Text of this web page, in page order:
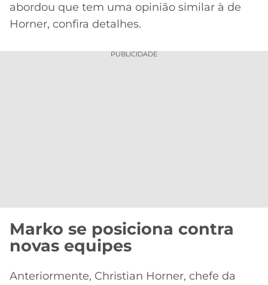
CÓDIGO
2026
SANTOS
GRÊMIO
MG
DO
BRASIL
LALIGA
PALPITES
abordou que tem uma opinião similar à de
Horner, confira detalhes.
PUBLICIDADE
Marko se posiciona contra
novas equipes
Anteriormente, Christian Horner, chefe da